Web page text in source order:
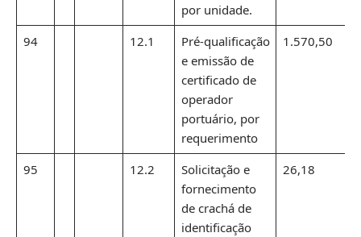
por unidade.
94 12.1
Pré-qualificação
e emissão de
certificado de
operador
portuário, por
requerimento
1.570,50
95 12.2
Solicitação e
fornecimento
de crachá de
identificação
26,18